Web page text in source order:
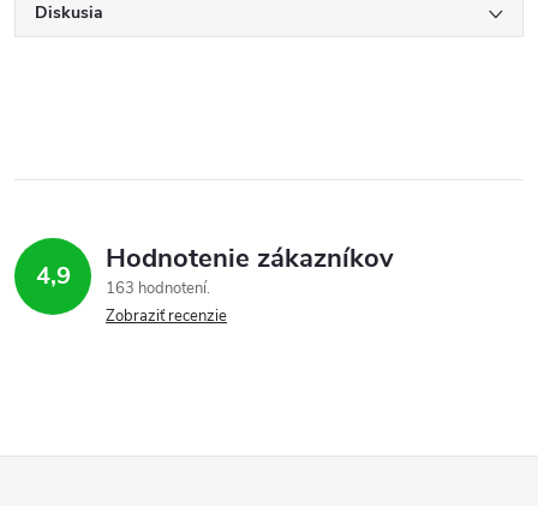
Diskusia
4,9 Hodnotenie zákazníkov
163 hodnotení
Zobraziť recenzie